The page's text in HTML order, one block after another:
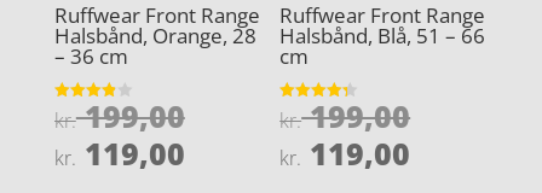
Ruffwear Front Range
Halsbånd, Orange, 28
– 36 cm
Vurderet
3.9
kr.199,00Den
oprindelige
kr. 119,00Den
Ruffwear Front Range
Halsbånd, Blå, 51 – 66
cm
Vurderet
4.3
kr.199,00Den
kr. 119,00